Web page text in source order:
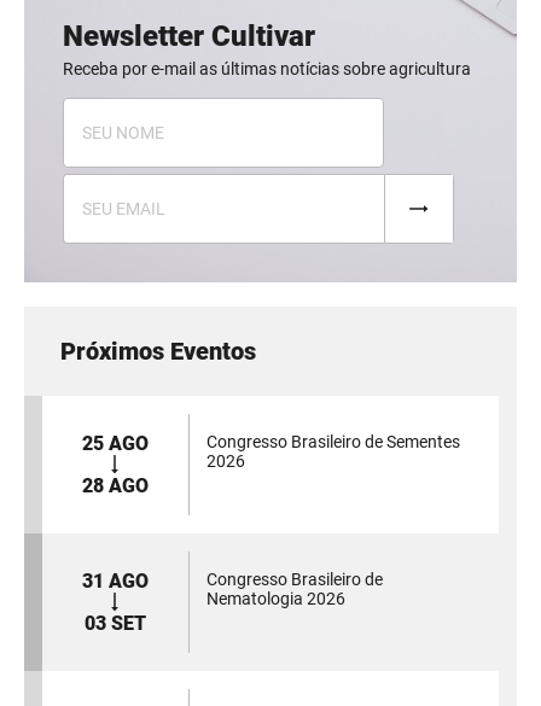
Newsletter Cultivar
Receba por e-mail as últimas notícias sobre agricultura
Próximos Eventos
25 AGO
28 AGO
Congresso Brasileiro de Sementes
2026
31 AGO
03 SET
Congresso Brasileiro de
Nematologia 2026